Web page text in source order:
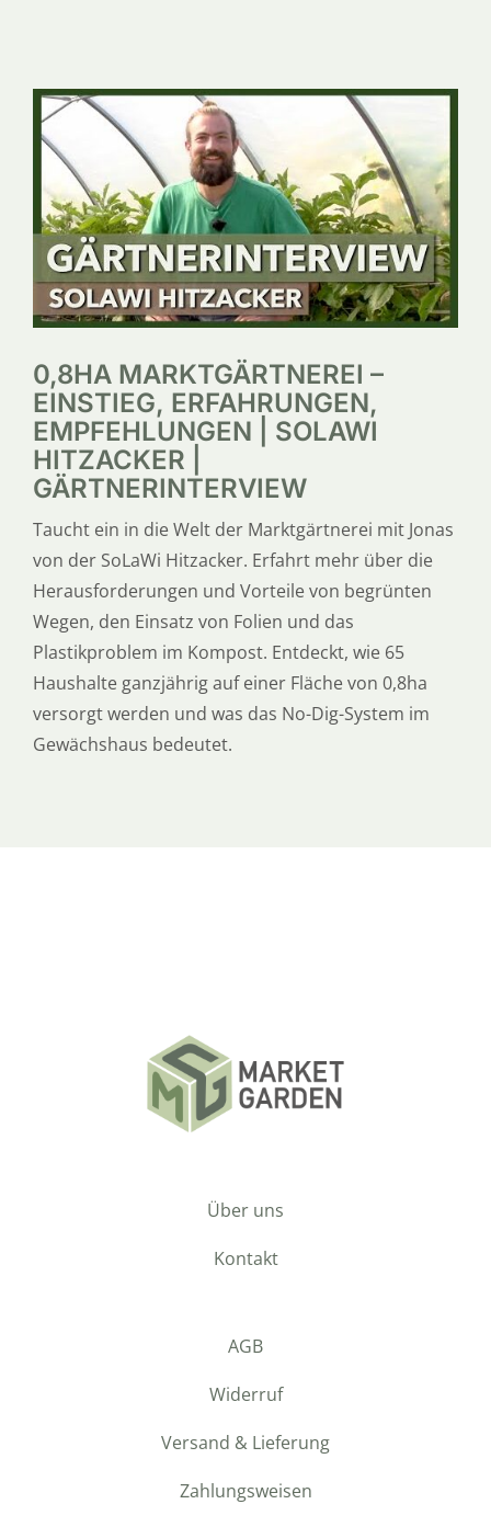
0,8HA MARKTGÄRTNEREI –
EINSTIEG, ERFAHRUNGEN,
EMPFEHLUNGEN | SOLAWI
HITZACKER |
GÄRTNERINTERVIEW
Taucht ein in die Welt der Marktgärtnerei mit Jonas
von der SoLaWi Hitzacker. Erfahrt mehr über die
Herausforderungen und Vorteile von begrünten
Wegen, den Einsatz von Folien und das
Plastikproblem im Kompost. Entdeckt, wie 65
Haushalte ganzjährig auf einer Fläche von 0,8ha
versorgt werden und was das No-Dig-System im
Gewächshaus bedeutet.
Über uns
Kontakt
AGB
Widerruf
Versand & Lieferung
Zahlungsweisen